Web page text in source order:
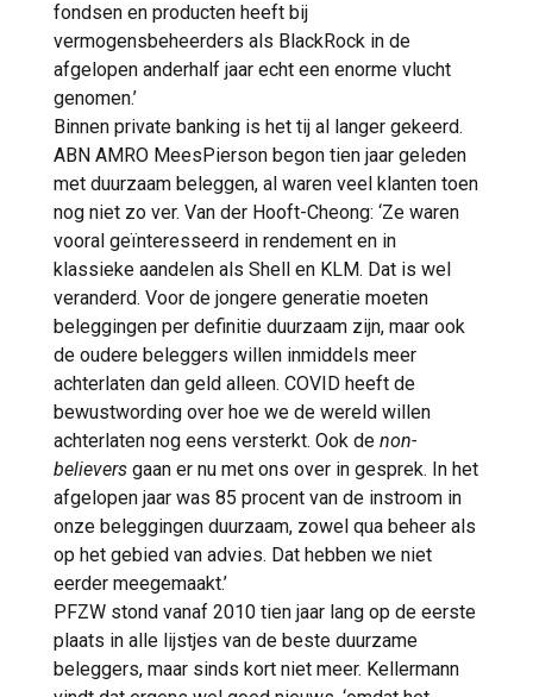
fondsen en producten heeft bij
vermogensbeheerders als BlackRock in de
afgelopen anderhalf jaar echt een enorme vlucht
genomen.’
Binnen private banking is het tij al langer gekeerd.
ABN AMRO MeesPierson begon tien jaar geleden
met duurzaam beleggen, al waren veel klanten toen
nog niet zo ver. Van der Hooft-Cheong: ‘Ze waren
vooral geïnteresseerd in rendement en in
klassieke aandelen als Shell en KLM. Dat is wel
veranderd. Voor de jongere generatie moeten
beleggingen per definitie duurzaam zijn, maar ook
de oudere beleggers willen inmiddels meer
achterlaten dan geld alleen. COVID heeft de
bewustwording over hoe we de wereld willen
achterlaten nog eens versterkt. Ook de non-
believers gaan er nu met ons over in gesprek. In het
afgelopen jaar was 85 procent van de instroom in
onze beleggingen duurzaam, zowel qua beheer als
op het gebied van advies. Dat hebben we niet
eerder meegemaakt.’
PFZW stond vanaf 2010 tien jaar lang op de eerste
plaats in alle lijstjes van de beste duurzame
beleggers, maar sinds kort niet meer. Kellermann